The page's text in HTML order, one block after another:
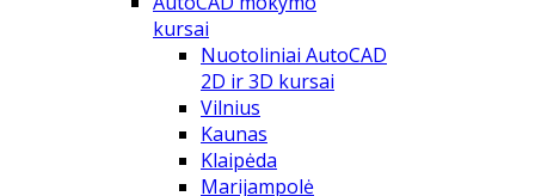
kursai
Nuotoliniai AutoCAD
2D ir 3D kursai
Vilnius
Kaunas
Klaipėda
Marijampolė